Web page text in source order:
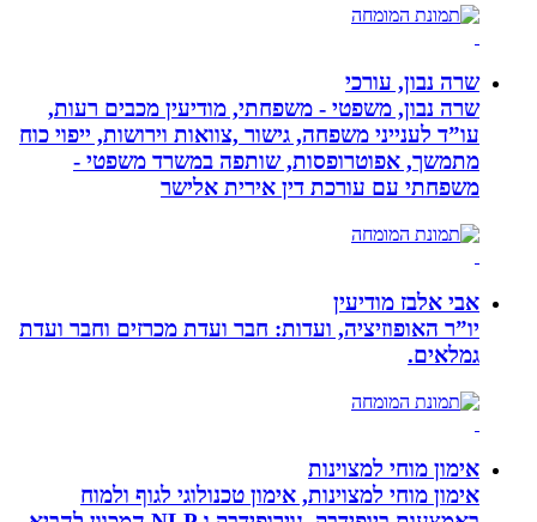
שרה נבון, עורכי
שרה נבון, משפטי - משפחתי, מודיעין מכבים רעות,
עו”ד לענייני משפחה, גישור ,צוואות וירושות, ייפוי כוח
מתמשך, אפוטרופסות, שותפה במשרד משפטי -
משפחתי עם עורכת דין אירית אלישר
אבי אלבז מודיעין
יו”ר האופוזיציה, ועדות: חבר ועדת מכרזים וחבר ועדת
גמלאים.
אימון מוחי למצוינות
אימון מוחי למצוינות, אימון טכנולוגי לגוף ולמוח